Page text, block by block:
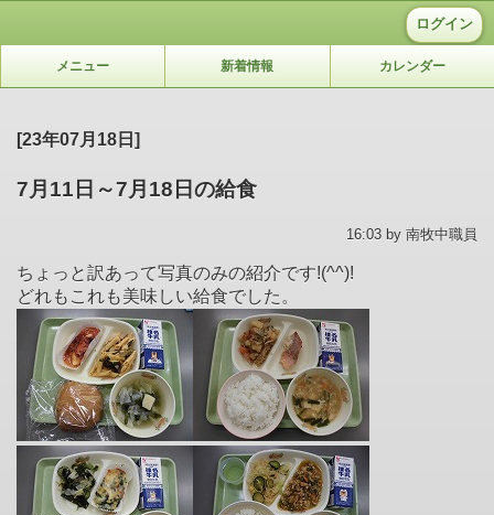
ログイン
メニュー 新着情報 カレンダー
[23年07月18日]
7月11日～7月18日の給食
16:03 by 南牧中職員
ちょっと訳あって写真のみの紹介です!(^^)!
どれもこれも美味しい給食でした。